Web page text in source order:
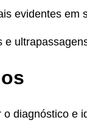
evidentes em
e
diagnóstico e